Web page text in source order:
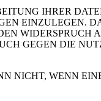
IHRER
EINZULEGEN.
WIDERSPRUCH
GEGEN DIE
NICHT, WENN